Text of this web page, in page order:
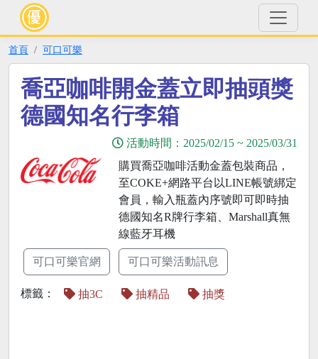
首頁 可口可樂
喬亞咖啡開金蓋立即抽頭獎
德國知名行李箱
活動時間： 2025/02/15 ~ 2025/03/31
購買喬亞咖啡活動金蓋包裝商品，
至COKE+網路平台以LINE帳號綁定
會員，輸入瓶蓋內序號即可即時抽
德國知名R牌行李箱、Marshall真無
線藍牙耳機
可口可樂官網 可口可樂活動訊息
標籤： 抽3C 抽精品 抽獎